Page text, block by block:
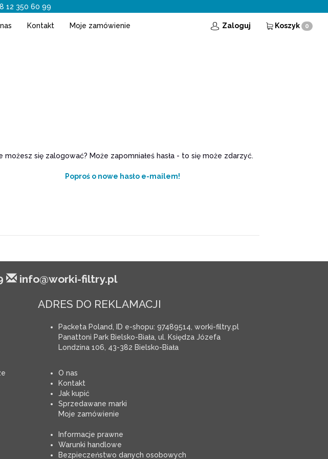
12 350 60 99
Zaloguj Koszyk 0
Kontakt Moje zamówienie
możesz się zalogować? Może zapomniałeś hasła - to się może zdarzyć.
Poproś o nowe hasło e-mailem!
info@worki-filtry.pl
ADRES DO REKLAMACJI
Packeta Poland, ID e-shopu: 97489514, worki-filtry.pl
Panattoni Park Bielsko-Biała, ul. Księdza Józefa
Londzina 106, 43-382 Bielsko-Biała
O nas
Kontakt
Jak kupić
Sprzedawane marki
Moje zamówienie
Informacje prawne
Warunki handlowe
Bezpieczeństwo danych osobowych